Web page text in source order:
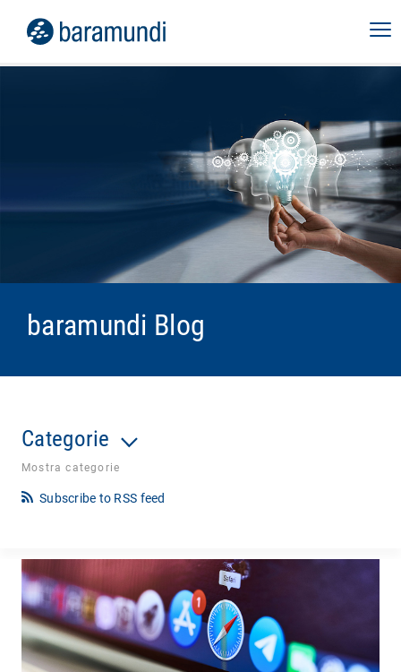
baramundi Blog
Categorie
Mostra categorie
Subscribe to RSS feed